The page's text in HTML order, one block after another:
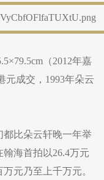
（2012年嘉
元成交，1993年朵云
都比朵云轩晚一年举
海首拍以26.4万元
元乃至上千万元。